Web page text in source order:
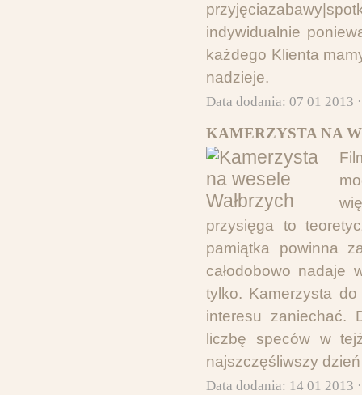
indywidualnie
każdego Klienta
nadzieje.
Data dodania: 07 01 2013
KAMERZYSTA NA
przysięga to
pamiątka powinna
całodobowo nadaje
tylko. Kamerzysta
interesu zaniechać.
liczbę speców w
najszczęśliwszy
Data dodania: 14 01 2013